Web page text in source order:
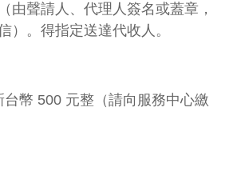
由聲請人、代理人簽名或蓋章，
）。得指定送達代收人。
台幣 500 元整（請向服務中心繳